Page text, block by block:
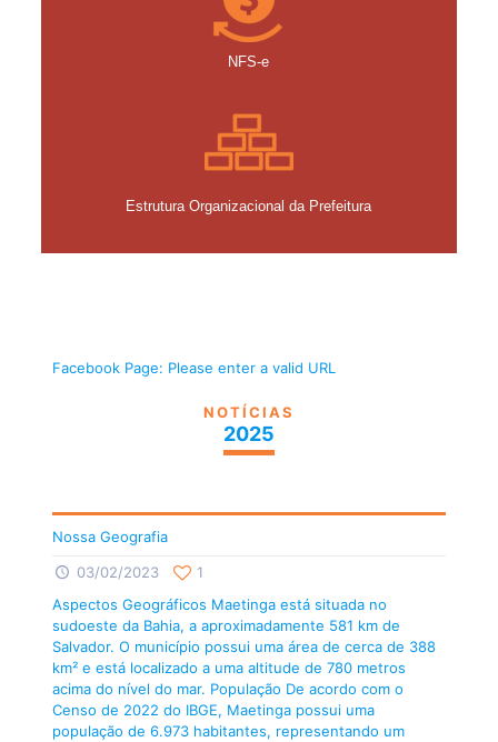
NFS-e
Estrutura Organizacional da Prefeitura
Facebook Page: Please enter a valid URL
NOTÍCIAS
2025
Nossa Geografia
03/02/2023
1
Aspectos Geográficos Maetinga está situada no
sudoeste da Bahia, a aproximadamente 581 km de
Salvador. O município possui uma área de cerca de 388
km² e está localizado a uma altitude de 780 metros
acima do nível do mar. População De acordo com o
Censo de 2022 do IBGE, Maetinga possui uma
população de 6.973 habitantes, representando um